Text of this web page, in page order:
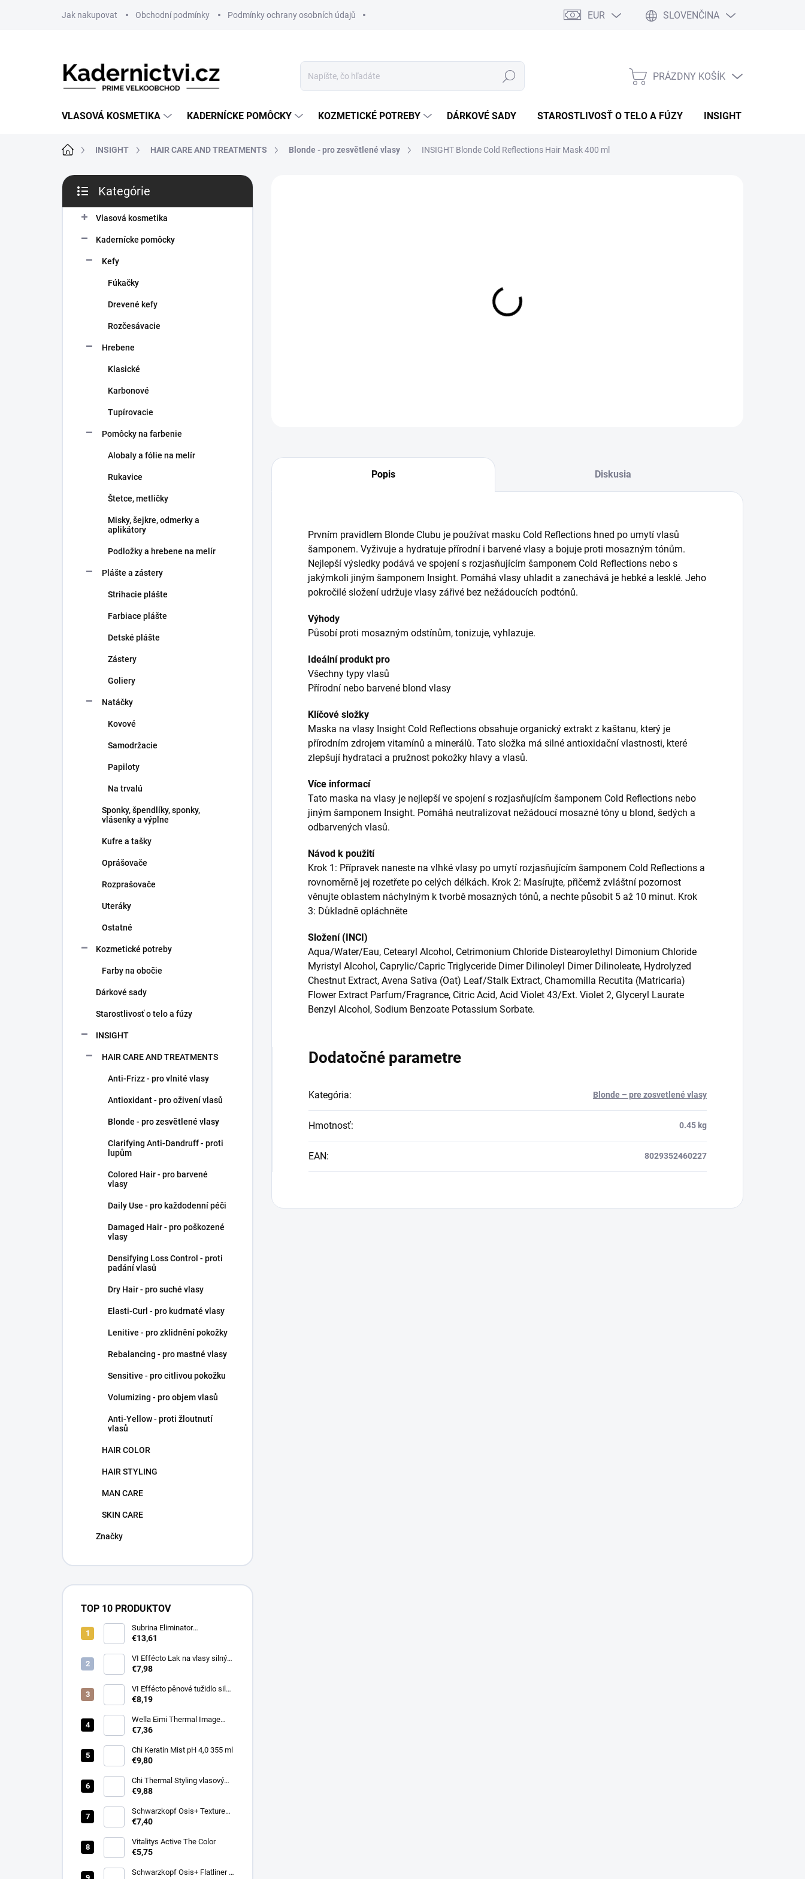
Jak nakupovat Obchodní podmínky Podmínky ochrany osobních údajů EUR SLOVENČINA
Hľadať
NÁKUPNÝ
PRÁZDNY KOŠÍK
VLASOVÁ KOSMETIKA KADERNÍCKE POMÔCKY KOZMETICKÉ POTREBY DÁRKOVÉ SADY STAROSTLIVOSŤ O TELO A FÚZY INSIGHT
DomovINSIGHT HAIR CARE AND TREATMENTS Blonde - pro zesvětlené vlasy INSIGHT Blonde Cold Reflections Hair Mask 400 ml
B
č
kategórie
Kategórie
Vlasová kosmetika
Kadernícke pomôcky
Kefy
Fúkačky
Drevené kefy
Rozčesávacie
Hrebene
Klasické
Karbonové
Tupírovacie
Pomôcky na farbenie
Alobaly a fólie na melír
Rukavice
Štetce, metličky
Misky, šejkre, odmerky a
aplikátory
Podložky a hrebene na melír
Plášte a zástery
Strihacie plášte
Farbiace plášte
Detské plášte
Zástery
Goliery
Natáčky
Kovové
Samodržacie
Papiloty
Na trvalú
Sponky, špendlíky, sponky,
vlásenky a výplne
Kufre a tašky
Oprášovače
Rozprašovače
Uteráky
Ostatné
Kozmetické potreby
Farby na obočie
Dárkové sady
Starostlivosť o telo a fúzy
INSIGHT
HAIR CARE AND TREATMENTS
Anti-Frizz - pro vlnité vlasy
Antioxidant - pro oživení vlasů
Blonde - pro zesvětlené vlasy
Clarifying Anti-Dandruff - proti
lupům
Colored Hair - pro barvené
vlasy
Daily Use - pro každodenní péči
Damaged Hair - pro poškozené
vlasy
Densifying Loss Control - proti
padání vlasů
Dry Hair - pro suché vlasy
Elasti-Curl - pro kudrnaté vlasy
Lenitive - pro zklidnění pokožky
Rebalancing - pro mastné vlasy
Sensitive - pro citlivou pokožku
Volumizing - pro objem vlasů
Anti-Yellow - proti žloutnutí
vlasů
HAIR COLOR
HAIR STYLING
MAN CARE
SKIN CARE
Značky
TOP 10 PRODUKTOV
Subrina Eliminator
odstraňovač barvy 2 x 100 ml
€13,61
VI Effécto Lak na vlasy silný
500 ml
€7,98
VI Effécto pěnové tužidlo silné
250 ml
€8,19
Wella Eimi Thermal Image
150 ml
€7,36
Chi Keratin Mist pH 4,0 355 ml
€9,80
Chi Thermal Styling vlasový
sprej pro lesk Shine Infusion
€9,88
Schwarzkopf Osis+ Texture
Thrill stylingová vláknitá guma
€7,40
Vitalitys Active The Color
€5,75
Schwarzkopf Osis+ Flatliner –
Popis Diskusia
Prvním pravidlem Blonde Clubu je používat masku Cold Reflections hned po umytí vlasů
šamponem. Vyživuje a hydratuje přírodní i barvené vlasy a bojuje proti mosazným tónům.
Nejlepší výsledky podává ve spojení s rozjasňujícím šamponem Cold Reflections nebo s
jakýmkoli jiným šamponem Insight. Pomáhá vlasy uhladit a zanechává je hebké a lesklé. Jeho
pokročilé složení udržuje vlasy zářivé bez nežádoucích podtónů.
Výhody
Působí proti mosazným odstínům, tonizuje, vyhlazuje.
Ideální produkt pro
Všechny typy vlasů
Přírodní nebo barvené blond vlasy
Klíčové složky
Maska na vlasy Insight Cold Reflections obsahuje organický extrakt z kaštanu, který je
přírodním zdrojem vitamínů a minerálů. Tato složka má silné antioxidační vlastnosti, které
zlepšují hydrataci a pružnost pokožky hlavy a vlasů.
Více informací
Tato maska na vlasy je nejlepší ve spojení s rozjasňujícím šamponem Cold Reflections nebo
jiným šamponem Insight. Pomáhá neutralizovat nežádoucí mosazné tóny u blond, šedých a
odbarvených vlasů.
Návod k použití
Krok 1: Přípravek naneste na vlhké vlasy po umytí rozjasňujícím šamponem Cold Reflections a
rovnoměrně jej rozetřete po celých délkách. Krok 2: Masírujte, přičemž zvláštní pozornost
věnujte oblastem náchylným k tvorbě mosazných tónů, a nechte působit 5 až 10 minut. Krok
3: Důkladně opláchněte
Složení (INCI)
Aqua/Water/Eau, Cetearyl Alcohol, Cetrimonium Chloride Distearoylethyl Dimonium Chloride
Myristyl Alcohol, Caprylic/Capric Triglyceride Dimer Dilinoleyl Dimer Dilinoleate, Hydrolyzed
Chestnut Extract, Avena Sativa (Oat) Leaf/Stalk Extract, Chamomilla Recutita (Matricaria)
Flower Extract Parfum/Fragrance, Citric Acid, Acid Violet 43/Ext. Violet 2, Glyceryl Laurate
Benzyl Alcohol, Sodium Benzoate Potassium Sorbate.
Dodatočné parametre
Kategória: Blonde – pre zosvetlené vlasy
Hmotnosť: 0.45 kg
EAN: 8029352460227